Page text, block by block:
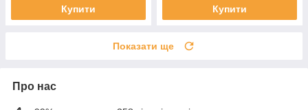
Купити Купити
Показати ще
Про нас